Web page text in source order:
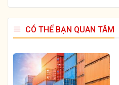
CÓ THỂ BẠN QUAN TÂM